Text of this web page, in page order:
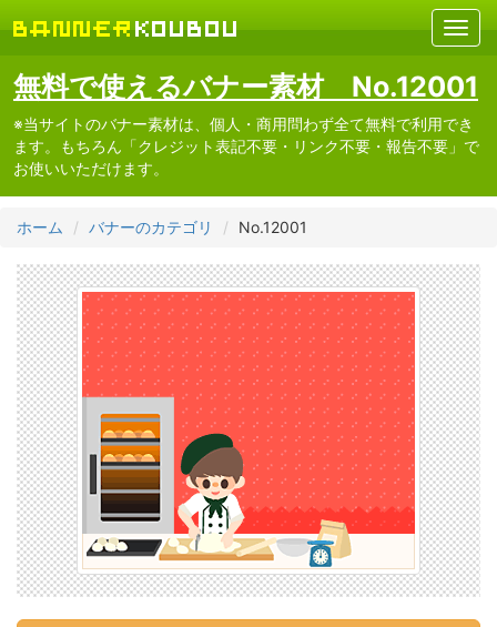
無料で使えるバナー素材 No.12001
※当サイトのバナー素材は、個人・商用問わず全て無料で利用でき
ます。もちろん「クレジット表記不要・リンク不要・報告不要」で
お使いいただけます。
ホーム バナーのカテゴリ No.12001